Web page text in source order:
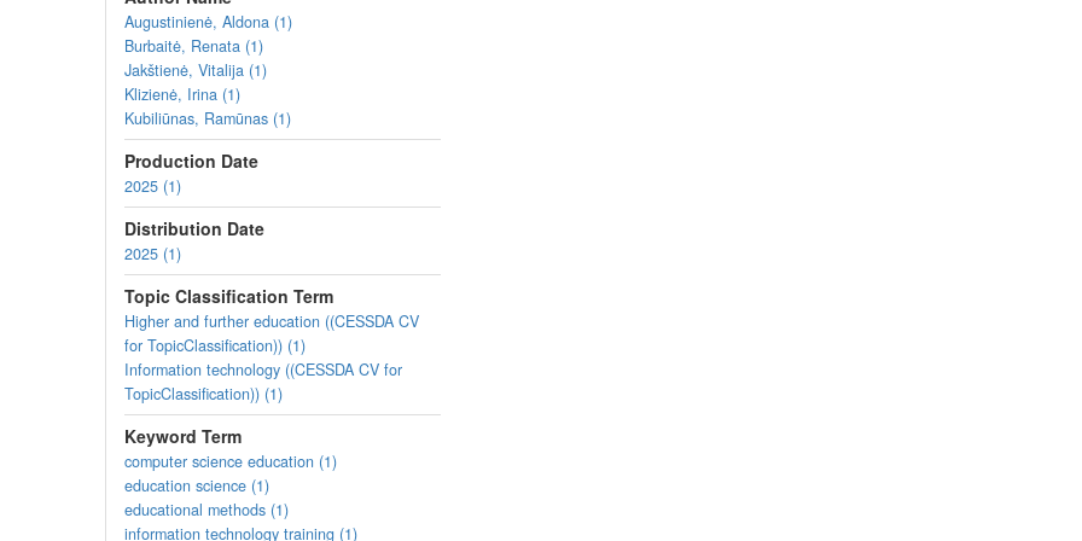
Lesson plans and tasks
The hygiene standards that regulate health protection when using digital technologies (Sigita Juknienė)
Prevention of health problems (Sigita Juknienė)
The use of digital technologies to solve environmental problems (Sigita Juknienė)
All lesson plans and tasks for Area F
Lesson plans and tasks were prepared as a part of the project
and Resilience Plan "Next Generation Lithuania", funded by the European Union's Economic Recovery and Resilience
Augustinienė, Aldona (1)
Burbaitė, Renata (1)
Jakštienė, Vitalija (1)
Klizienė, Irina (1)
Kubiliūnas, Ramūnas (1)
Production Date
2025 (1)
Distribution Date
2025 (1)
Topic Classification Term
Higher and further education ((CESSDA CV
for TopicClassification)) (1)
Information technology ((CESSDA CV for
TopicClassification)) (1)
Keyword Term
computer science education (1)
education science (1)
educational methods (1)
information technology training (1)